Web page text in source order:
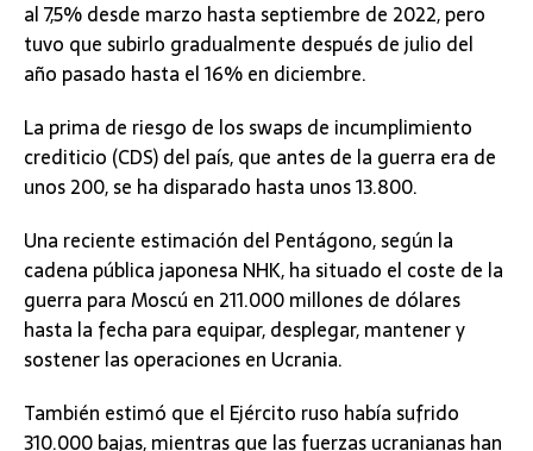
al 7,5% desde marzo hasta septiembre de 2022, pero
tuvo que subirlo gradualmente después de julio del
año pasado hasta el 16% en diciembre.
La prima de riesgo de los swaps de incumplimiento
crediticio (CDS) del país, que antes de la guerra era de
unos 200, se ha disparado hasta unos 13.800.
Una reciente estimación del Pentágono, según la
cadena pública japonesa NHK, ha situado el coste de la
guerra para Moscú en 211.000 millones de dólares
hasta la fecha para equipar, desplegar, mantener y
sostener las operaciones en Ucrania.
También estimó que el Ejército ruso había sufrido
310.000 bajas, mientras que las fuerzas ucranianas han